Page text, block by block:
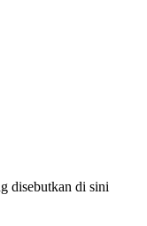
disebutkan di sini